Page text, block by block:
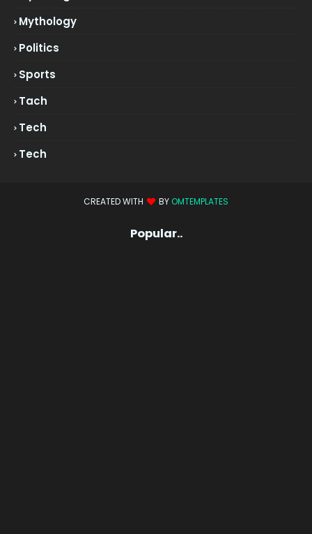
Mythology
Politics
Sports
Tach
Tech
Tech
CREATED WITH BY OMTEMPLATES
Popular..